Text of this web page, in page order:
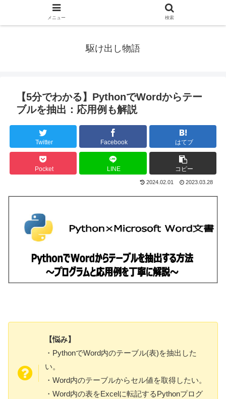
駆け出し物語
【5分でわかる】PythonでWordからテー
ブルを抽出：応用例も解説
Twitter Facebook はてブ
Pocket LINE コピー
2024.02.01 2023.03.28
【悩み】
・PythonでWord内のテーブル(表)を抽出した
い。
・Word内のテーブルからセル値を取得したい。
・Word内の表をExcelに転記するPythonプログ
メニュー 検索